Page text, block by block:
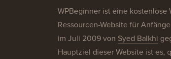
WPBeginner ist eine kostenlose
Ressourcen-Website für
im Juli 2009 von Syed Balkhi
Hauptziel dieser Website ist es,